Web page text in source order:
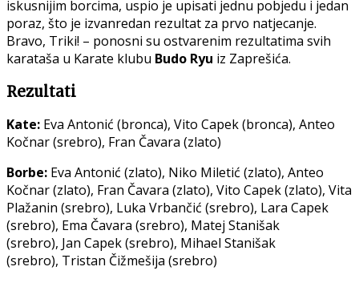
iskusnijim borcima, uspio je upisati jednu pobjedu i jedan
poraz, što je izvanredan rezultat za prvo natjecanje.
Bravo, Triki! – ponosni su ostvarenim rezultatima svih
karataša u Karate klubu Budo Ryu iz Zaprešića.
Rezultati
Kate: Eva Antonić (bronca), Vito Capek (bronca), Anteo
Kočnar (srebro), Fran Čavara (zlato)
Borbe: Eva Antonić (zlato), Niko Miletić (zlato), Anteo
Kočnar (zlato), Fran Čavara (zlato), Vito Capek (zlato), Vita
Plažanin (srebro), Luka Vrbančić (srebro), Lara Capek
(srebro), Ema Čavara (srebro), Matej Stanišak
(srebro), Jan Capek (srebro), Mihael Stanišak
(srebro), Tristan Čižmešija (srebro)